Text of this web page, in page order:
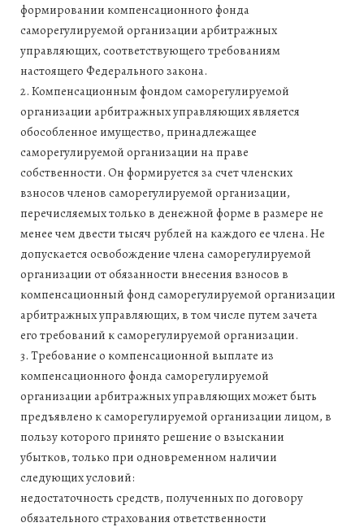
формировании компенсационного фонда
саморегулируемой организации арбитражных
управляющих, соответствующего требованиям
настоящего Федерального закона.
2. Компенсационным фондом саморегулируемой
организации арбитражных управляющих является
обособленное имущество, принадлежащее
саморегулируемой организации на праве
собственности. Он формируется за счет членских
взносов членов саморегулируемой организации,
перечисляемых только в денежной форме в размере не
менее чем двести тысяч рублей на каждого ее члена. Не
допускается освобождение члена саморегулируемой
организации от обязанности внесения взносов в
компенсационный фонд саморегулируемой организации
арбитражных управляющих, в том числе путем зачета
его требований к саморегулируемой организации.
3. Требование о компенсационной выплате из
компенсационного фонда саморегулируемой
организации арбитражных управляющих может быть
предъявлено к саморегулируемой организации лицом, в
пользу которого принято решение о взыскании
убытков, только при одновременном наличии
следующих условий:
недостаточность средств, полученных по договору
обязательного страхования ответственности